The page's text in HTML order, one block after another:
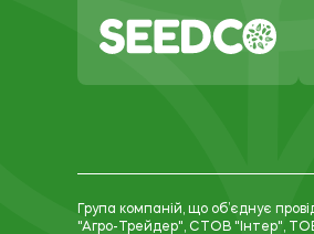
Група компаній, що об’єднує
"Агро-Трейдер", СТОВ "Інтер",